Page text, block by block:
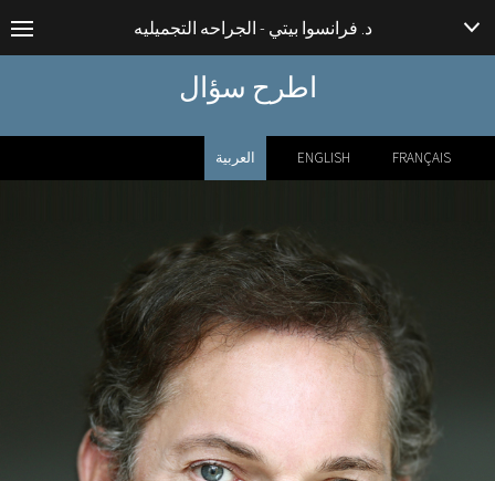
د. فرانسوا بيتي - الجراحه التجميليه
اطرح سؤال
FRANÇAIS
ENGLISH العربية